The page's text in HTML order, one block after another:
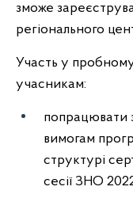
зможе
регіонального
Участь у
учасникам:
попрацювати
вимогам
структурі
сесії ЗНО